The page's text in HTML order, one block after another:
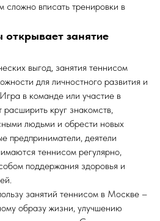
сложно вписать тренировки в
открывает занятие
выгод, занятия теннисом
для личностного развития и
в команде или участие в
расширить круг знакомств,
людьми и обрести новых
предприниматели, деятели
теннисом регулярно,
поддержания здоровья и
занятий теннисом в Москве –
образу жизни, улучшению